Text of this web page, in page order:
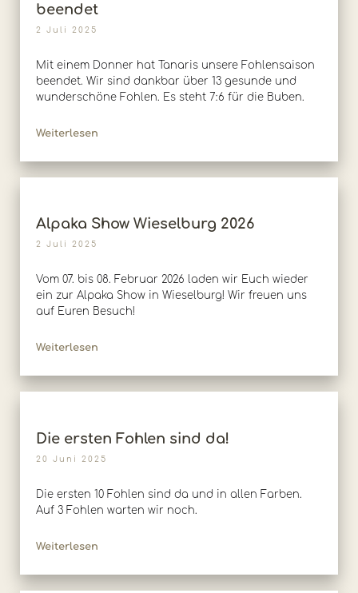
beendet
2 Juli 2025
Mit einem Donner hat Tanaris unsere Fohlensaison
beendet. Wir sind dankbar über 13 gesunde und
wunderschöne Fohlen. Es steht 7:6 für die Buben.
Weiterlesen
Alpaka Show Wieselburg 2026
2 Juli 2025
Vom 07. bis 08. Februar 2026 laden wir Euch wieder
ein zur Alpaka Show in Wieselburg! Wir freuen uns
auf Euren Besuch!
Weiterlesen
Die ersten Fohlen sind da!
20 Juni 2025
Die ersten 10 Fohlen sind da und in allen Farben.
Auf 3 Fohlen warten wir noch.
Weiterlesen